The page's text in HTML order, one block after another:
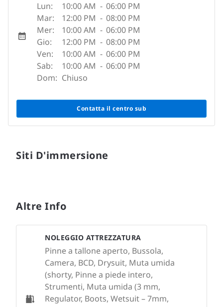
Lun: 10:00 AM - 06:00 PM
Mar:
12:00 PM - 08:00 PM
Mer:
10:00 AM - 06:00 PM
Gio:
12:00 PM - 08:00 PM
Ven:
10:00 AM - 06:00 PM
Sab:
10:00 AM - 06:00 PM
Dom: Chiuso
Contatta il centro sub
Siti D'immersione
Altre Info
NOLEGGIO ATTREZZATURA
Pinne a tallone aperto, Bussola,
Camera, BCD, Drysuit, Muta umida
(shorty, Pinne a piede intero,
Strumenti, Muta umida (3 mm,
Regulator, Boots, Wetsuit – 7mm,